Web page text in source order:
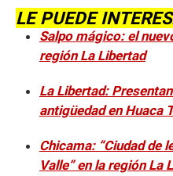
LE PUEDE
Salpo mágico: el
región La Libertad
La Libertad:
antigüedad en Huaca
Chicama: “Ciudad de
Valle” en la región La